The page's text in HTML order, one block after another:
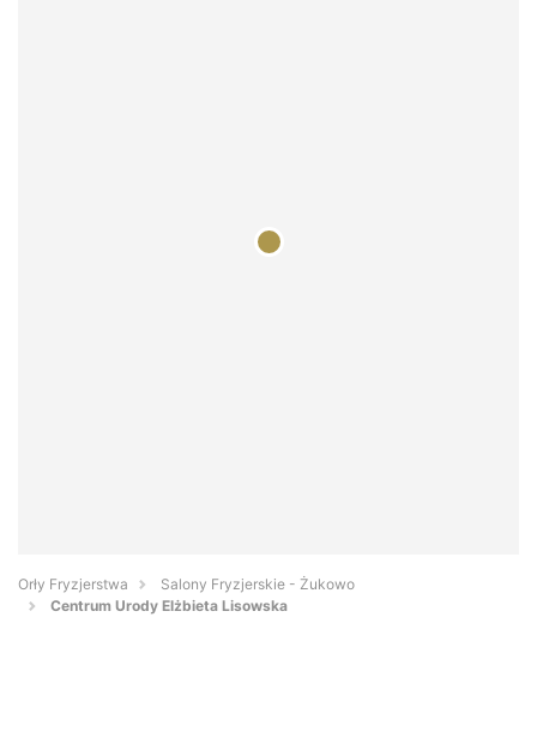
Orły Fryzjerstwa
Salony Fryzjerskie - Żukowo
Centrum Urody Elżbieta Lisowska